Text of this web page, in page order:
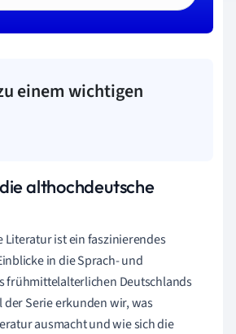
einem wichtigen
althochdeutsche
Literatur ist ein faszinierendes
in die Sprach- und
frühmittelalterlichen Deutschlands
der Serie erkunden wir, was
ausmacht und wie sich die